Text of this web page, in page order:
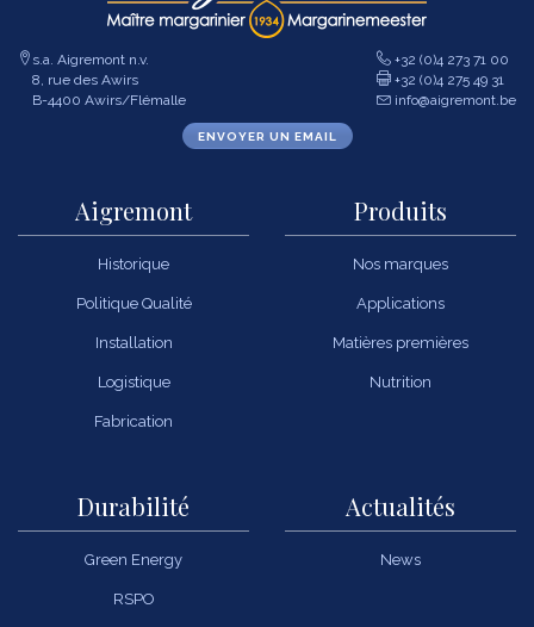
s.a. Aigremont n.v.
8, rue des Awirs
B-4400 Awirs/Flémalle
+32 (0)4 273 71 00
+32 (0)4 275 49 31
info@aigremont.be
ENVOYER UN EMAIL
Aigremont
Historique
Politique Qualité
Installation
Logistique
Fabrication
Produits
Nos marques
Applications
Matières premières
Nutrition
Durabilité
Green Energy
RSPO
Actualités
News